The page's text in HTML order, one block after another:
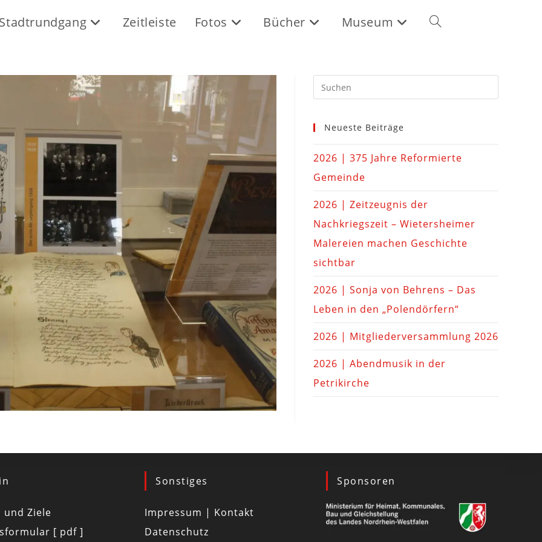
Zeitleiste Fotos Bücher Museum
Neueste Beiträge
2026 | 375 Jahre Reformierte
Gemeinde
2026 | Zeitzeugnis der
Nachkriegszeit – Wietersheimer
Malereien machen Geschichte
sichtbar
2026 | Sonja von Behrens – Das
Leben in den „Polendörfern“
2026 | Mitgliederversammlung 2026
2026 | Abendmusik in der
Petrikirche
und Ziele
[ pdf ]
Sonstiges
Impressum | Kontakt
Datenschutz
Sponsoren